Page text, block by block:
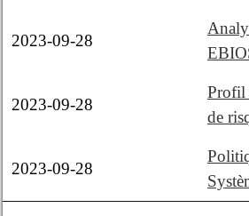
2023-09-28
2023-09-28
Profil
de
2023-09-28